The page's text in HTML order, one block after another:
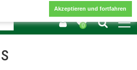
Akzeptieren und fortfahren
0